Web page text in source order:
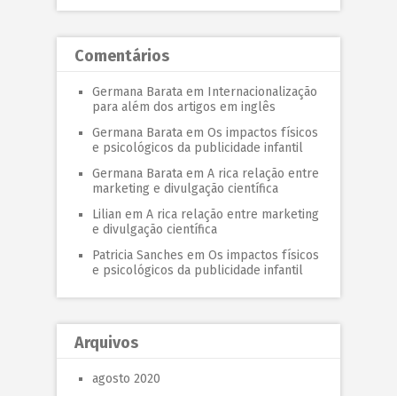
Comentários
Germana Barata em Internacionalização
para além dos artigos em inglês
Germana Barata em Os impactos físicos
e psicológicos da publicidade infantil
Germana Barata em A rica relação entre
marketing e divulgação científica
Lilian em A rica relação entre marketing
e divulgação científica
Patricia Sanches em Os impactos físicos
e psicológicos da publicidade infantil
Arquivos
agosto 2020